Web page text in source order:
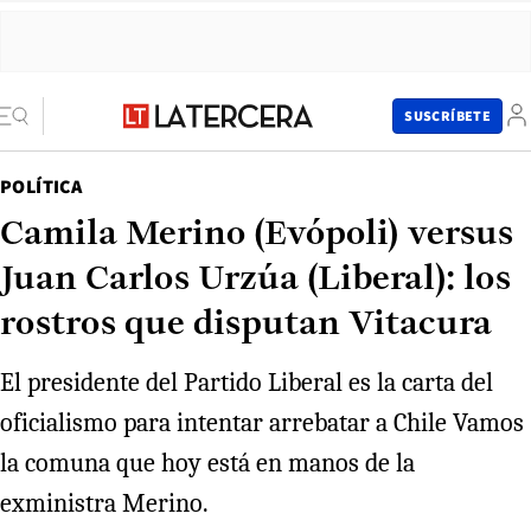
SUSCRÍBETE
POLÍTICA
Camila Merino (Evópoli) versus
Juan Carlos Urzúa (Liberal): los
rostros que disputan Vitacura
El presidente del Partido Liberal es la carta del
oficialismo para intentar arrebatar a Chile Vamos
la comuna que hoy está en manos de la
exministra Merino.